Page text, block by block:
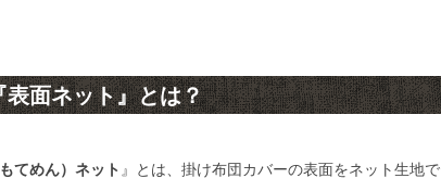
面ネット』とは？
てめん）ネット 』とは、掛け布団カバーの表面をネット生地で